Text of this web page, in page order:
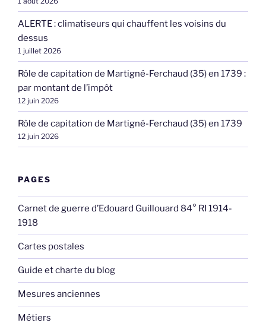
ALERTE : climatiseurs qui chauffent les voisins du
dessus
1 juillet 2026
Rôle de capitation de Martigné-Ferchaud (35) en 1739 :
par montant de l’impôt
12 juin 2026
Rôle de capitation de Martigné-Ferchaud (35) en 1739
12 juin 2026
PAGES
Carnet de guerre d’Edouard Guillouard 84° RI 1914-
1918
Cartes postales
Guide et charte du blog
Mesures anciennes
Métiers